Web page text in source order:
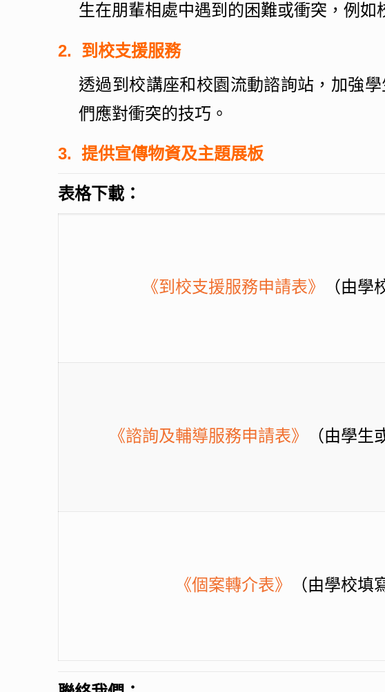
生在朋輩相處中遇到的困難或衝突，例如
2. 到校支援服務
透過到校講座和校園流動諮詢站，加強
們應對衝突的技巧。
3. 提供宣傳物資及主題展板
表格下載：
《到校支援服務申請表》 （由學
《諮詢及輔導服務申請表》 （由學生
《個案轉介表》 （由學校填